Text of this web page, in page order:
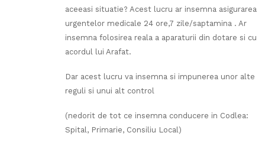
aceeasi situatie? Acest lucru ar insemna asigurarea
urgentelor medicale 24 ore,7 zile/saptamina . Ar
insemna folosirea reala a aparaturii din dotare si cu
acordul lui Arafat.
Dar acest lucru va insemna si impunerea unor alte
reguli si unui alt control
(nedorit de tot ce insemna conducere in Codlea:
Spital, Primarie, Consiliu Local)